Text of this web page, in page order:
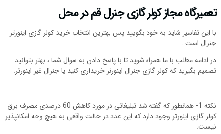
تعمیرگاه مجاز کولر گازی جنرال قم در محل
با این تفاسیر شاید به خود بگویید پس بهترین انتخاب خرید کولر گازی اینورتر
جنرال است .
در ادامه مطلب با ما همراه شوید تا با پاسخ دادن به سوال شما ، بهتر بتوانید
تصمیم بگیرید که کولر گازی جنرال اینورتر خریداری کنید یا جنرال غیر اینورتر.
نکته 1- همانطور که گفته شد تبلیغاتی در مورد کاهش 60 درصدی مصرف برق
کولر گازی اینورتر وجود دارد که این عدد در حالت واقعی به هیچ وجه امکانپذیر
نیست.